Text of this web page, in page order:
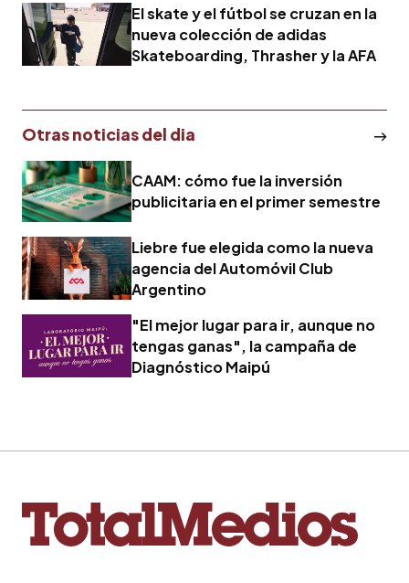
El skate y el fútbol se cruzan en la
nueva colección de adidas
Skateboarding, Thrasher y la AFA
Otras noticias del dia
CAAM: cómo fue la inversión
publicitaria en el primer semestre
Liebre fue elegida como la nueva
agencia del Automóvil Club
Argentino
"El mejor lugar para ir, aunque no
tengas ganas", la campaña de
Diagnóstico Maipú